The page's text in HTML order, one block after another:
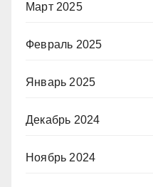
Март 2025
Февраль 2025
Январь 2025
Декабрь 2024
Ноябрь 2024